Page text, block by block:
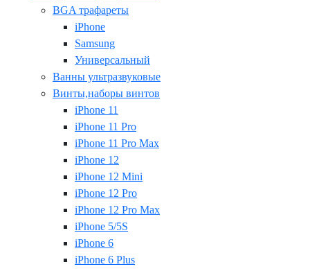
BGA трафареты
iPhone
Samsung
Универсальный
Ванны ультразвуковые
Винты,наборы винтов
iPhone 11
iPhone 11 Pro
iPhone 11 Pro Max
iPhone 12
iPhone 12 Mini
iPhone 12 Pro
iPhone 12 Pro Max
iPhone 5/5S
iPhone 6
iPhone 6 Plus